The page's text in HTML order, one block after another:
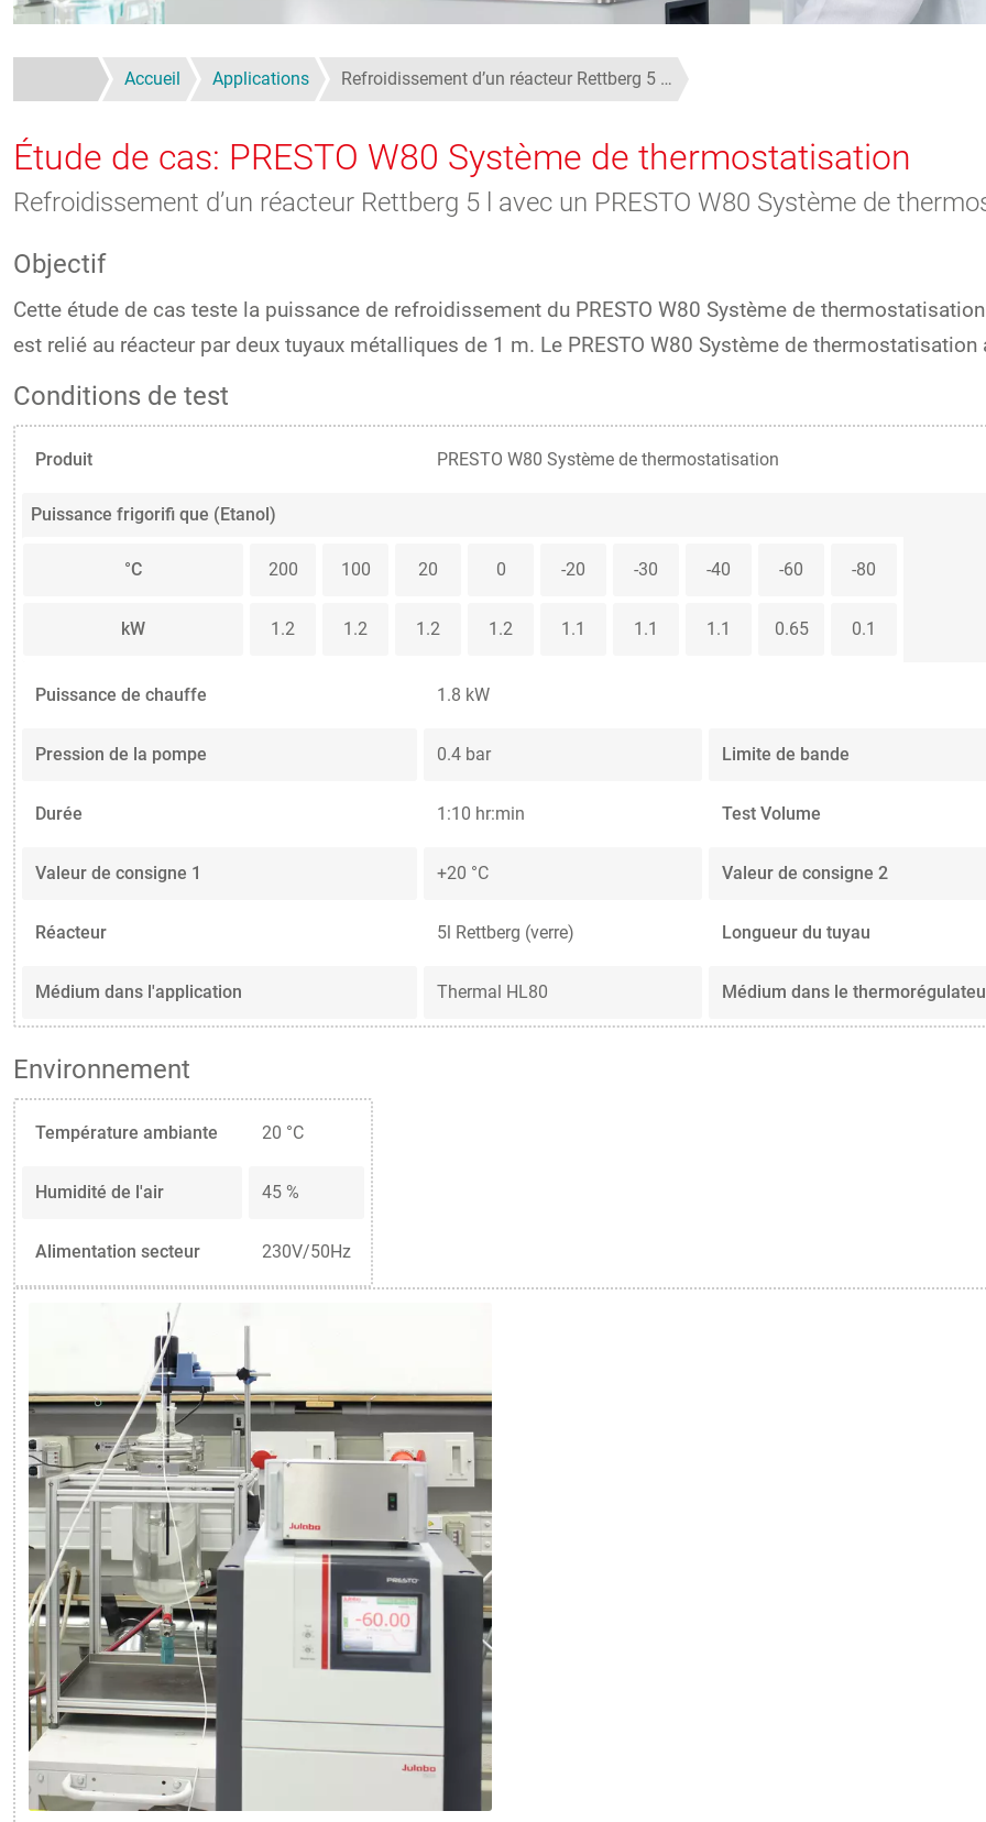
Accueil Applications Refroidissement d’un réacteur Rettberg 5 …
Étude de cas: PRESTO W80 Système de thermostatisation
Refroidissement d’un réacteur Rettberg 5 l avec un PRESTO W80 Système de
Objectif
Cette étude de cas teste la puissance de refroidissement du PRESTO W80 Système de
est relié au réacteur par deux tuyaux métalliques de 1 m. Le PRESTO W80 Système de
Conditions de test
Produit PRESTO W80 Système de thermostatisation
Puissance frigorifi que (Etanol)
°C 200 100 20 0 -20 -30 -40 -60 -80
kW 1.2 1.2 1.2 1.2 1.1 1.1 1.1 0.65 0.1
Puissance de chauffe 1.8 kW
Pression de la pompe 0.4 bar Limite de bande
Durée 1:10 hr:min Test Volume
Valeur de consigne 1 +20 °C Valeur de consigne 2
Réacteur 5l Rettberg (verre) Longueur du tuyau
Médium dans l'application Thermal HL80 Médium dans le
Environnement
Température ambiante 20 °C
Humidité de l'air 45 %
Alimentation secteur 230V/50Hz